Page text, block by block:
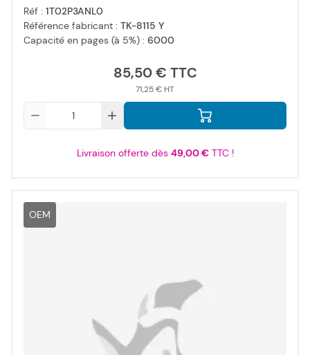
Réf : 1T02P3ANL0
Référence fabricant : TK-8115 Y
Capacité en pages (à 5%) : 6000
85,50 €
71,25 €
Livraison offerte dès 49,00 €TTC !
OEM